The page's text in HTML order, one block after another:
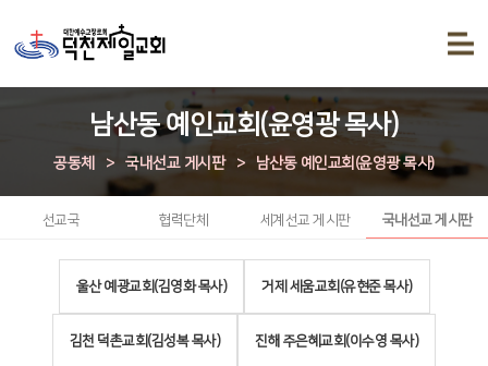
남산동 예인교회(윤영광 목사)
공동체 > 국내선교 게시판 > 남산동 예인교회(윤영광 목사)
선교국 협력단체 세계선교 게시판 국내선교 게시판
울산 예광교회(김영화 목사) 거제 세움교회(유현준 목사)
김천 덕촌교회(김성복 목사) 진해 주은혜교회(이수영 목사)